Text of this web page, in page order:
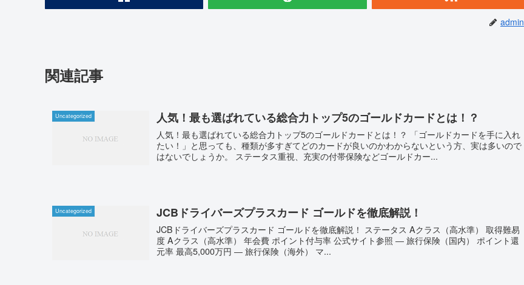
admin
関連記事
Uncategorized 人気！最も選ばれている総合力トップ5のゴールドカードとは！？
人気！最も選ばれている総合力トップ5のゴールドカードとは！？ 「ゴールドカードを手に入れ
たい！」と思っても、種類が多すぎてどのカードが良いのかわからないという方、実は多いので
はないでしょうか。 ステータス重視、充実の付帯保険などゴールドカー...
Uncategorized JCBドライバーズプラスカード ゴールドを徹底解説！
JCBドライバーズプラスカード ゴールドを徹底解説！ ステータス Aクラス（高水準） 取得難易
度 Aクラス（高水準） 年会費 ポイント付与率 公式サイト参照 ― 旅行保険（国内） ポイント還
元率 最高5,000万円 ― 旅行保険（海外） マ...